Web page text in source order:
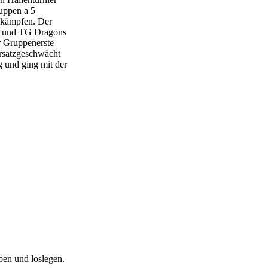
a 5
Der
TG Dragons
und ging mit der
und loslegen.